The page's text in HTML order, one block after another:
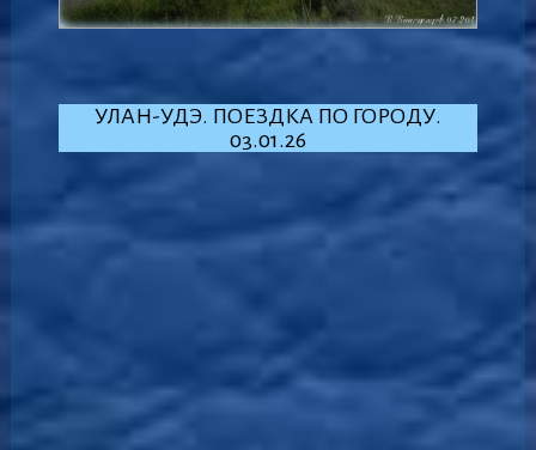
УЛАН-УДЭ. ПОЕЗДКА ПО ГОРОДУ.
03.01.26